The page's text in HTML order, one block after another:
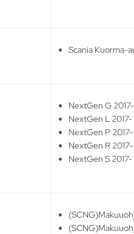
Scania Kuorma-
NextGen G 2017-
NextGen L 2017-
NextGen P 2017-
NextGen R 2017-
NextGen S 2017-